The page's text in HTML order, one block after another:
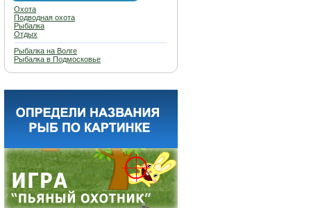
Охота
Подводная охота
Рыбалка
Отдых
Рыбалка на Волге
Рыбалка в Подмосковье